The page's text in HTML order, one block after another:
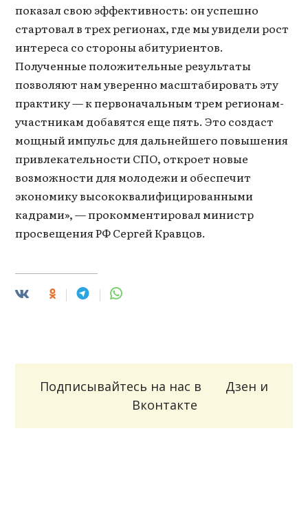
показал свою эффективность: он успешно
стартовал в трех регионах, где мы увидели рост
интереса со стороны абитуриентов.
Полученные положительные результаты
позволяют нам уверенно масштабировать эту
практику — к первоначальным трем регионам-
участникам добавятся еще пять. Это создаст
мощный импульс для дальнейшего повышения
привлекательности СПО, откроет новые
возможности для молодежи и обеспечит
экономику высококвалифицированными
кадрами», — прокомментировал министр
просвещения РФ Сергей Кравцов.
Подписывайтесь на нас в Дзен и
Вконтакте